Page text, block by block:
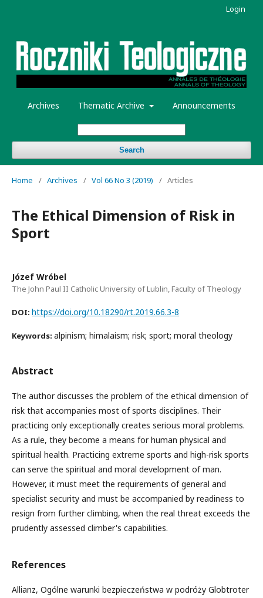
Archives Thematic Archive Announcements
Search
Login
Home / Archives / Vol 66 No 3 (2019) / Articles
The Ethical Dimension of Risk in
Sport
Józef Wróbel
The John Paul II Catholic University of Lublin, Faculty of Theology
DOI: https://doi.org/10.18290/rt.2019.66.3-8
Keywords: alpinism; himalaism; risk; sport; moral theology
Abstract
The author discusses the problem of the ethical dimension of
risk that accompanies most of sports disciplines. Their
practicing only exceptionally creates serious moral problems.
As a rule, they become a means for human physical and
spiritual health. Practicing extreme sports and high-risk sports
can serve the spiritual and moral development of man.
However, it must meet the requirements of general and
specialist security and must be accompanied by readiness to
resign from further climbing, when the real threat exceeds the
prudently assessed climber's capabilities.
References
Allianz, Ogólne warunki bezpieczeństwa w podróży Globtroter